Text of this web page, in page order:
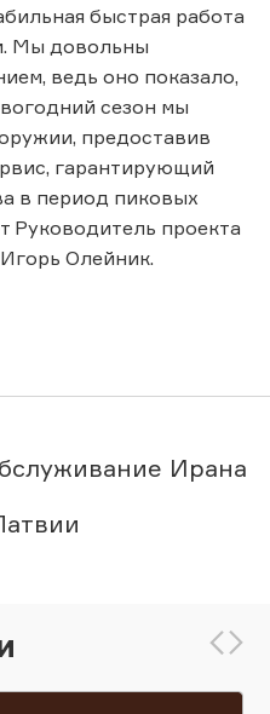
быстрая работа
Мы довольны
ведь оно показало,
сезон мы
предоставив
гарантирующий
в период пиковых
Руководитель проекта
Олейник.
Ирана